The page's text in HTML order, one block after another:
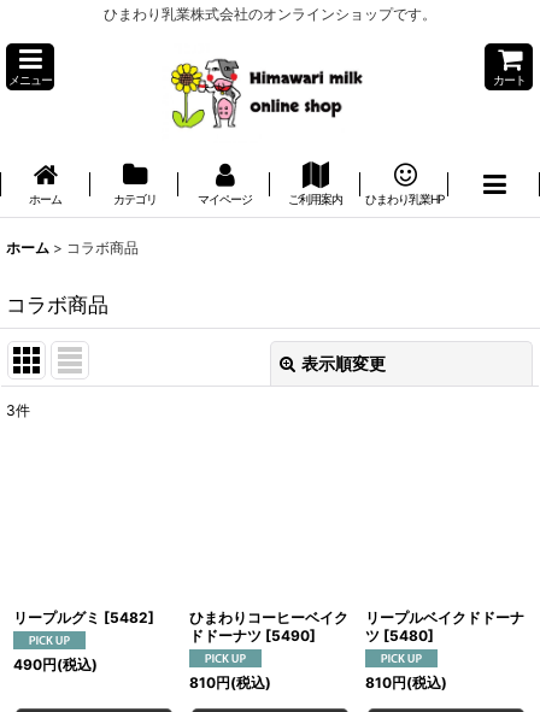
ひまわり乳業株式会社のオンラインショップです。
メニュー カート
ホーム カテゴリ マイページ ご利用案内 ひまわり乳業HP
ホーム > コラボ商品
コラボ商品
表示順変更
3件
リープルグミ [5482]
490円(税込)
ひまわりコーヒーベイク
ドドーナツ [5490]
810円(税込)
リープルベイクドドーナ
ツ [5480]
810円(税込)